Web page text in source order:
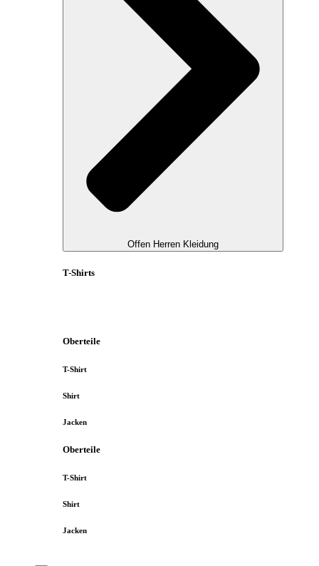
Offen Herren Kleidung
T-Shirts
Oberteile
T-Shirt
Shirt
Jacken
Oberteile
T-Shirt
Shirt
Jacken